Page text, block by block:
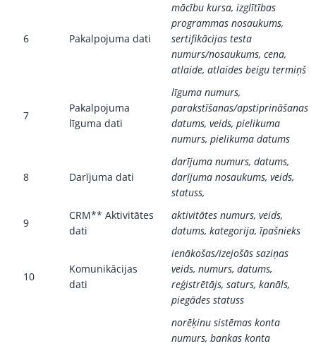
6 Pakalpojuma dati
mācību kursa, izglītības
programmas nosaukums,
sertifikācijas testa
numurs/nosaukums, cena,
atlaide, atlaides beigu termiņš
7
Pakalpojuma
līguma dati
līguma numurs,
parakstīšanas/apstiprināšanas
datums, veids, pielikuma
numurs, pielikuma datums
8 Darījuma dati
darījuma numurs, datums,
darījuma nosaukums, veids,
statuss,
9
CRM** Aktivitātes
dati
aktivitātes numurs, veids,
datums, kategorija, īpašnieks
10
Komunikācijas
dati
ienākošas/izejošās saziņas
veids, numurs, datums,
reģistrētājs, saturs, kanāls,
piegādes statuss
norēķinu sistēmas konta
numurs, bankas konta